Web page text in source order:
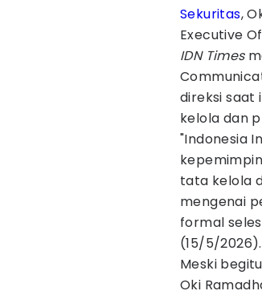
Sekuritas,
Executive
IDN Times
direksi saat
kelola dan
"Indonesia
tata kelola
mengenai
formal
(15/5/2026).
Meski
Oki